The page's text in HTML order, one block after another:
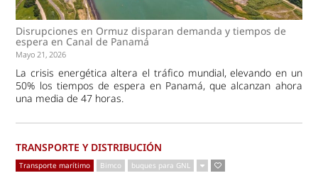
Disrupciones en Ormuz disparan demanda y tiempos de
espera en Canal de Panamá
Mayo 21, 2026
La crisis energética altera el tráfico mundial, elevando en un
50% los tiempos de espera en Panamá, que alcanzan ahora
una media de 47 horas.
TRANSPORTE Y DISTRIBUCIÓN
Transporte marítimo Bimco buques para GNL